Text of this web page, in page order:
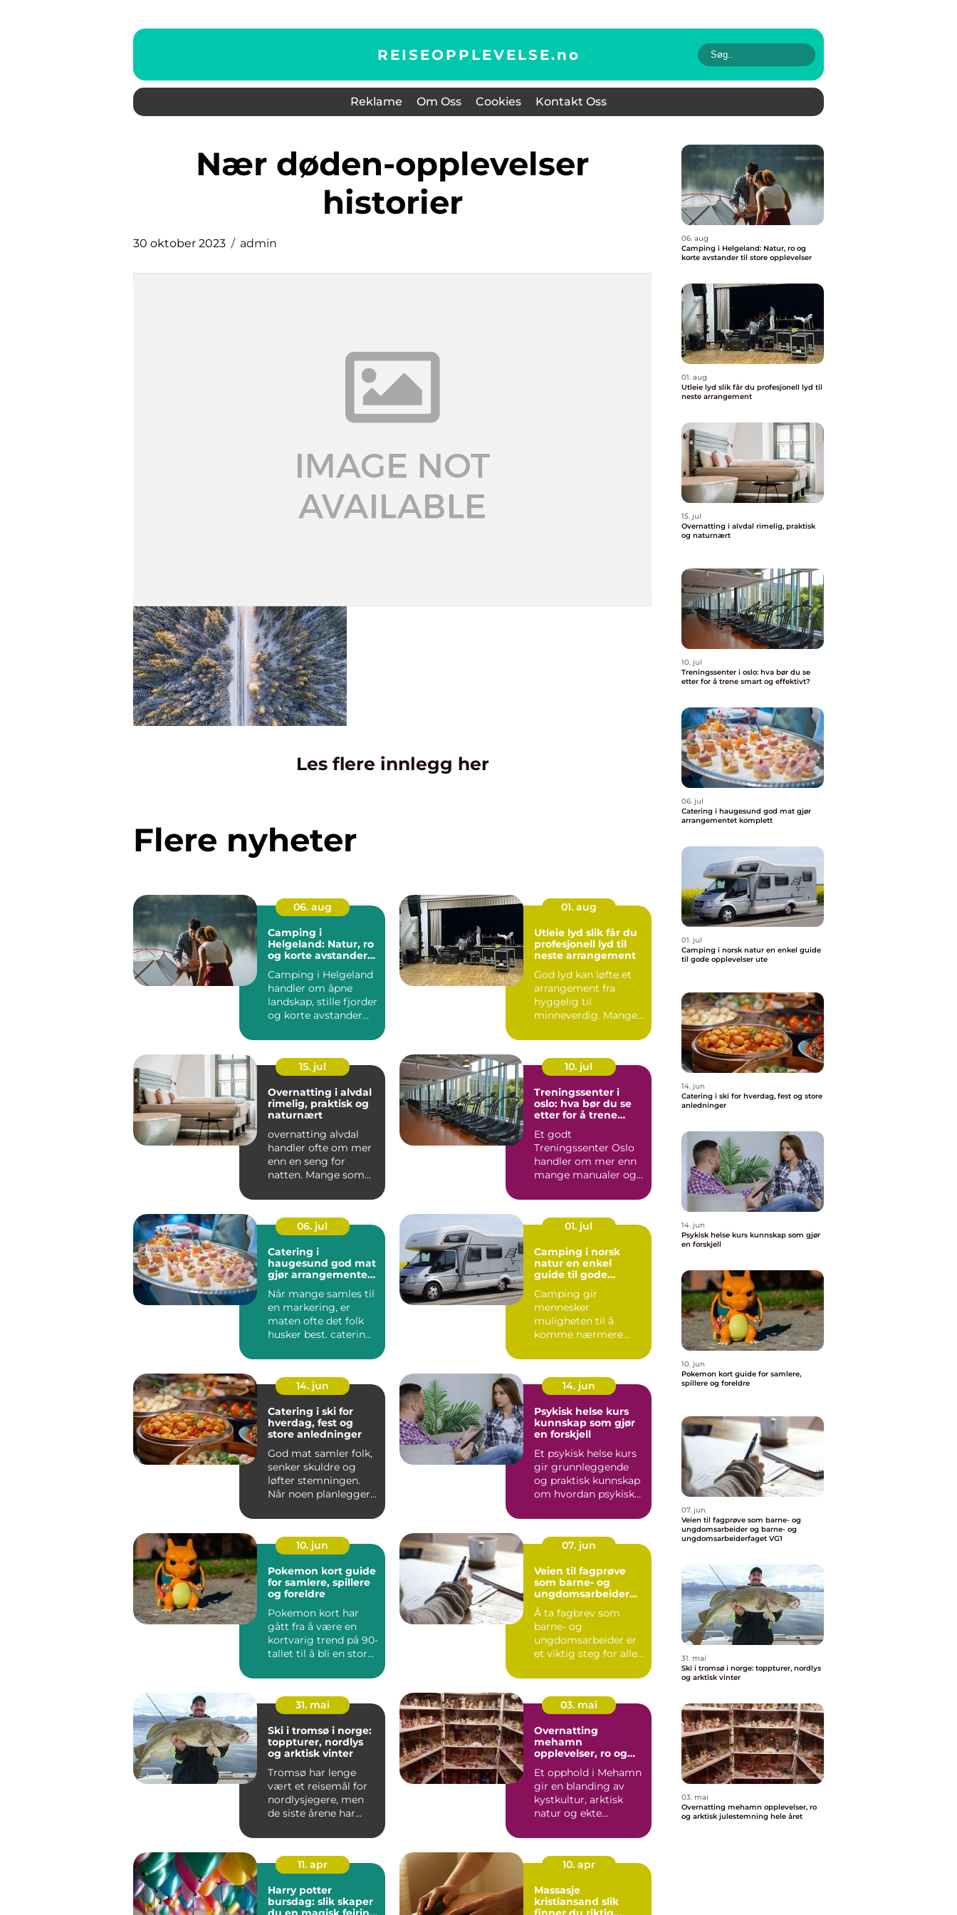
REISEOPPLEVELSE.no
Reklame Om Oss Cookies Kontakt Oss
nær døden-opplevelser
historier
30 oktober 2023 admin
Les flere innlegg her
Flere nyheter
06. aug
Camping i
Helgeland: Natur, ro
og korte avstander
Camping i Helgeland
handler om åpne
landskap, stille fjorder
og korte avstander
01. aug
Utleie lyd slik får du
profesjonell lyd til
neste arrangement
God lyd kan løfte et
arrangement fra
hyggelig til
minneverdig. Mange
lokale fø...
15. jul
Overnatting i alvdal
rimelig, praktisk og
naturnært
overnatting alvdal
handler ofte om mer
enn en seng for
natten. Mange som
Østerdalen ø...
10. jul
Treningssenter i
oslo: hva bør du se
etter for å trene
Et godt
Treningssenter Oslo
handler om mer enn
mange manualer og
som vil trene...
06. jul
Catering i
haugesund god mat
gjør arrangementet
Når mange samles til
en markering, er
maten ofte det folk
husker best. catering
de...
01. jul
Camping i norsk
natur en enkel
guide til gode
Camping gir
mennesker
muligheten til å
komme nærmere
tempoet og leve
enklere for en s...
14. jun
Catering i ski for
hverdag, fest og
store anledninger
God mat samler folk,
senker skuldre og
løfter stemningen.
Når noen planlegger
...
14. jun
Psykisk helse kurs
kunnskap som gjør
en forskjell
Et psykisk helse kurs
gir grunnleggende
og praktisk kunnskap
om hvordan psykisk
10. jun
Pokemon kort guide
for samlere, spillere
og foreldre
Pokemon kort har
gått fra å være en
kortvarig trend på 90-
tallet til å bli en stor
07. jun
Veien til fagprøve
som barne- og
ungdomsarbeider
og barne- og
ungdomsarbeiderfa
get VG1
Å ta fagbrev som
barne- og
ungdomsarbeider er
et viktig steg for alle
31. mai
Ski i tromsø i norge:
toppturer, nordlys
og arktisk vinter
Tromsø har lenge
vært et reisemål for
nordlysjegere, men
de siste årene har
tydel...
03. mai
Overnatting
mehamn
opplevelser, ro og
hele året
Et opphold i Mehamn
gir en blanding av
kystkultur, arktisk
natur og ekte
Mang...
11. apr
Harry potter
bursdag: slik skaper
10. apr
Massasje
kristiansand slik
06. aug
Camping i Helgeland: Natur, ro og
korte avstander til store opplevelser
01. aug
Utleie lyd slik får du profesjonell lyd til
neste arrangement
15. jul
Overnatting i alvdal rimelig, praktisk
og naturnært
10. jul
Treningssenter i oslo: hva bør du se
etter for å trene smart og effektivt?
06. jul
Catering i haugesund god mat gjør
arrangementet komplett
01. jul
Camping i norsk natur en enkel guide
til gode opplevelser ute
14. jun
Catering i ski for hverdag, fest og store
anledninger
14. jun
Psykisk helse kurs kunnskap som gjør
en forskjell
10. jun
Pokemon kort guide for samlere,
spillere og foreldre
07. jun
Veien til fagprøve som barne- og
ungdomsarbeider og barne- og
ungdomsarbeiderfaget VG1
31. mai
Ski i tromsø i norge: toppturer, nordlys
og arktisk vinter
03. mai
Overnatting mehamn opplevelser, ro
og arktisk julestemning hele året